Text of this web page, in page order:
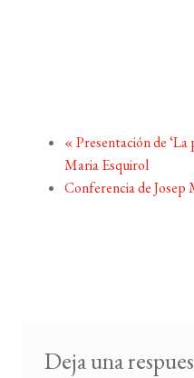
«Presentación de ‘La
Maria Esquirol
Conferencia de Josep
Deja una